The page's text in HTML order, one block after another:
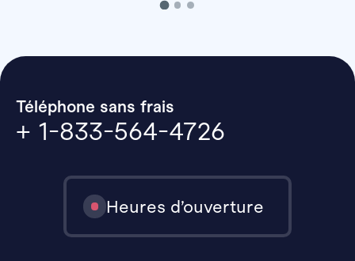
Téléphone sans frais
+ 1-833-564-4726
Heures d’ouverture